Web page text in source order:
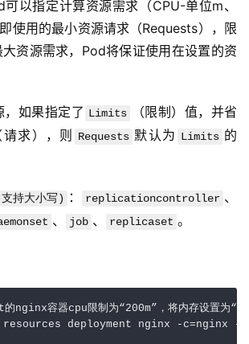
以指定计算资源需求（CPU-单位m、
使用的最小资源请求（Requests），限
资源需求，Pod将保证使用在设置的资
如果指定了 Limits
（限制）值，并省
请求），则 Requests 默认为 Limits 的
持大小写) ： replicationcontroller 、
、 job 、 replicaset 。
nginx容器cpu限制为“ 200m”， 将内存设置为“
resources deployment nginx -c=nginx --